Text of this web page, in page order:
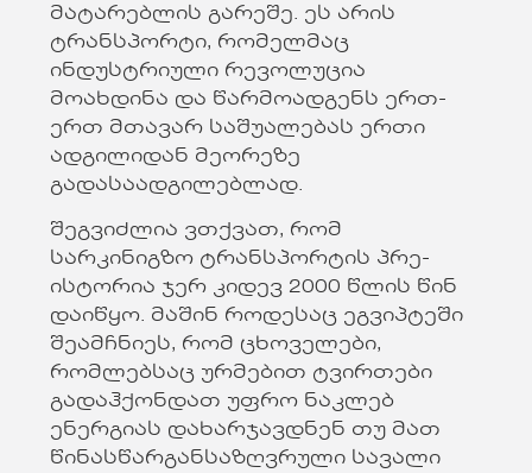
მატარებლის გარეშე. ეს არის
ტრანსპორტი, რომელმაც
ინდუსტრიული რევოლუცია
მოახდინა და წარმოადგენს ერთ-
ერთ მთავარ საშუალებას ერთი
ადგილიდან მეორეზე
გადასაადგილებლად.
შეგვიძლია ვთქვათ, რომ
სარკინიგზო ტრანსპორტის პრე-
ისტორია ჯერ კიდევ 2000 წლის წინ
დაიწყო. მაშინ როდესაც ეგვიპტეში
შეამჩნიეს, რომ ცხოველები,
რომლებსაც ურმებით ტვირთები
გადაჰქონდათ უფრო ნაკლებ
ენერგიას დახარჯავდნენ თუ მათ
წინასწარგანსაზღვრული სავალი